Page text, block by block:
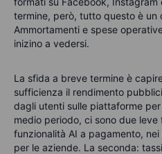
termine, però, tutto questo è un
Ammortamenti e spese
inizino a vedersi.
La sfida a breve termine è
sufficienza il rendimento
dagli utenti sulle piattaforme
medio periodo, ci sono due
funzionalità AI a pagamento,
per le aziende. La seconda: